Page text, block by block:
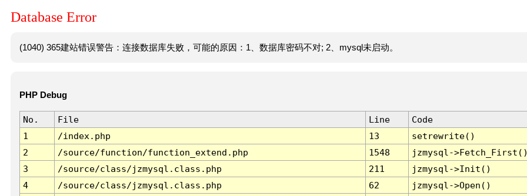
Database Error
(1040) 365建站错误警告：连接数据库失败，可能的原因：1、数据库密码不对; 2、mysql未启动。
PHP Debug
No. File Line
Code
1
/index.php 13
setrewrite()
2
/source/function/function_extend.php 1548
jzmysql-
3
/source/class/jzmysql.class.php 211
jzmysql->Init()
4
/source/class/jzmysql.class.php 62
jzmysql->Open()